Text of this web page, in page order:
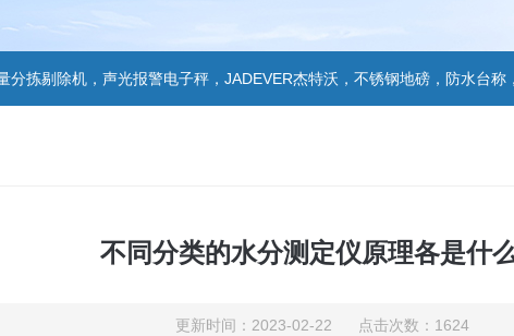
除机，声光报警电子秤，JADEVER杰特沃，不锈钢地磅，防水台称，美国双杰天平，报
不同分类的水分测定仪原理各是什
更新时间：2023-02-22 点击次数：1624